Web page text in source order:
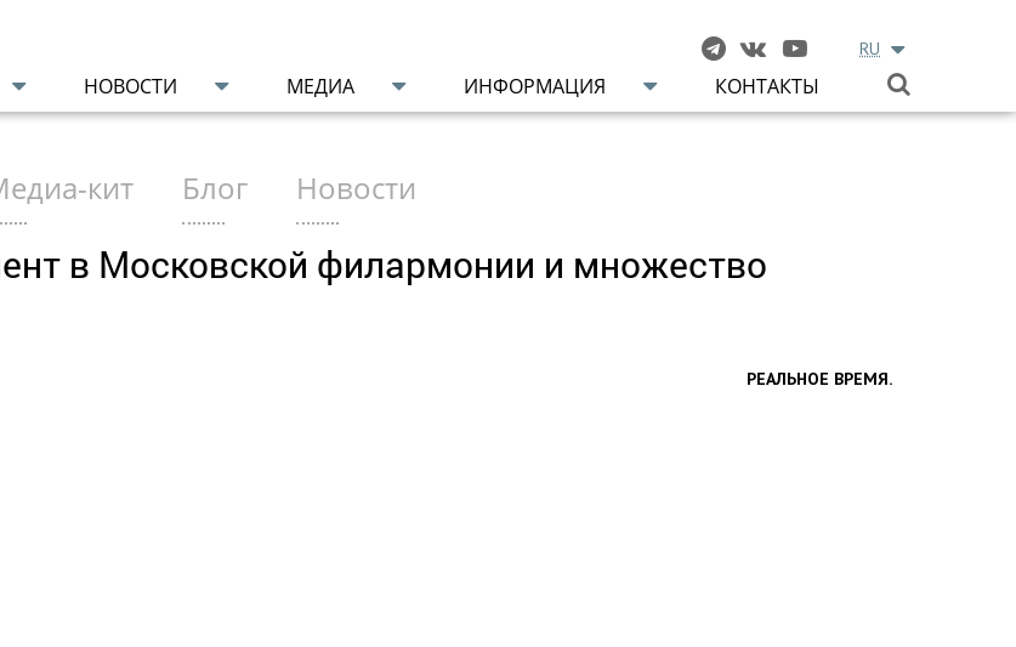
RU
НОВОСТИ МЕДИА ИНФОРМАЦИЯ КОНТАКТЫ
кит Блог Новости
в Московской филармонии и множество
РЕАЛЬНОЕ ВРЕМЯ.